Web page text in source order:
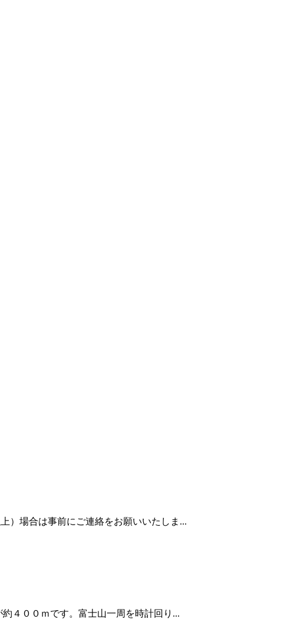
）場合は事前にご連絡をお願いいたしま...
４００ｍです。富士山一周を時計回り...